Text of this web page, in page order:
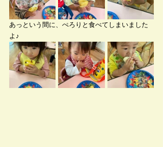
あっという間に、ぺろりと食べてしまいました
よ♪